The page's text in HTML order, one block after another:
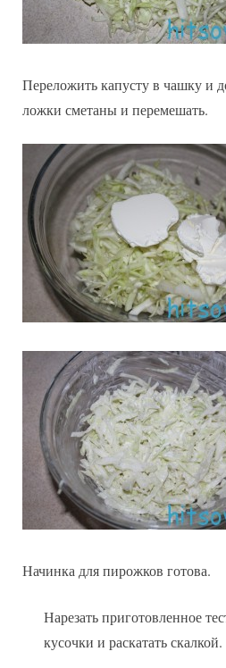
Переложить капусту в чашку и
ложки сметаны и перемешать.
Начинка для пирожков готова.
Нарезать приготовленное
кусочки и раскатать скалкой.